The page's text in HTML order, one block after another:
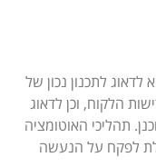
לעסוק בתחום לדעת
מנת לתפקד ביעילות
רחב של נושאים,
והתהליכים
לתכנון נכון של
הלקוח, וכן לדאוג
תהליכי האוטומציה
לפקח על הנעשה